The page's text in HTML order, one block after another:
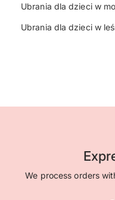
Ubrania dla dzieci w
Ubrania dla dzieci w
We process orders